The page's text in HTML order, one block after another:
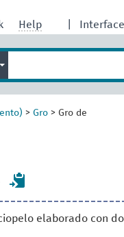
Help
term
> Gro > Gro de
elaborado con